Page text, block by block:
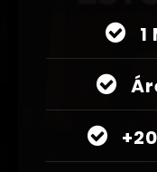
1